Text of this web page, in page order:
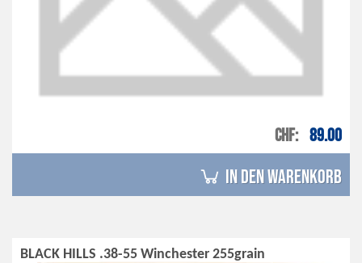
CHF 89.00
in den Warenkorb
BLACK HILLS .38-55 Winchester 255grain